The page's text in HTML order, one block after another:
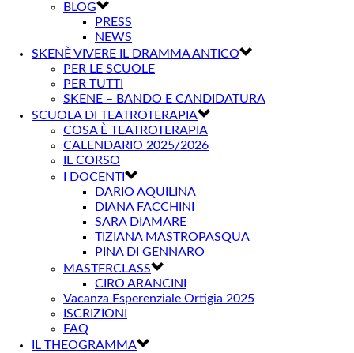
BLOG
PRESS
NEWS
SKENÈ VIVERE IL DRAMMA ANTICO
PER LE SCUOLE
PER TUTTI
SKENE – BANDO E CANDIDATURA
SCUOLA DI TEATROTERAPIA
COSA È TEATROTERAPIA
CALENDARIO 2025/2026
IL CORSO
I DOCENTI
DARIO AQUILINA
DIANA FACCHINI
SARA DIAMARE
TIZIANA MASTROPASQUA
PINA DI GENNARO
MASTERCLASS
CIRO ARANCINI
Vacanza Esperenziale Ortigia 2025
ISCRIZIONI
FAQ
IL THEOGRAMMA